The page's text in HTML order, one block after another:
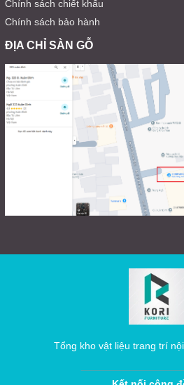
Chính sách chiết khấu
Chính sách bảo hành
ĐỊA CHỈ SÀN GỖ
Tổng kho vật liệu trang trí